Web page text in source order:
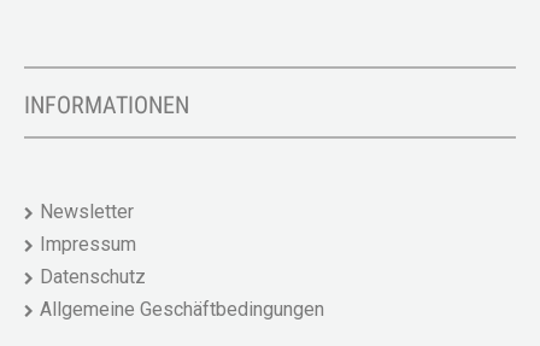
INFORMATIONEN
Newsletter
Impressum
Datenschutz
Allgemeine Geschäftbedingungen